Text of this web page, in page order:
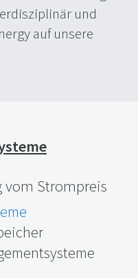
und
auf unsere
vom Strompreis